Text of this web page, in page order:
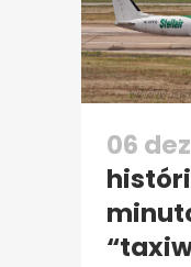
06 dez